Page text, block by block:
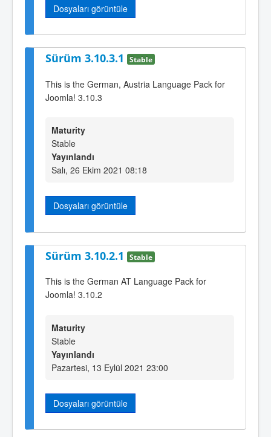
Dosyaları görüntüle
Sürüm 3.10.3.1 Stable
This is the German, Austria Language Pack for
Joomla! 3.10.3
Maturity
Stable
Yayınlandı
Salı, 26 Ekim 2021 08:18
Dosyaları görüntüle
Sürüm 3.10.2.1 Stable
This is the German AT Language Pack for
Joomla! 3.10.2
Maturity
Stable
Yayınlandı
Pazartesi, 13 Eylül 2021 23:00
Dosyaları görüntüle